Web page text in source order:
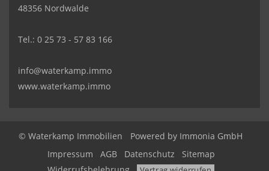
48356 Nordwalde
Tel.: 0 25 73 - 57 83 166
info@waterkamp.immo
www.waterkamp.immo
© Waterkamp Immobilien Powered by Immonia GmbH
Impressum
AGB Datenschutz
Sitemap